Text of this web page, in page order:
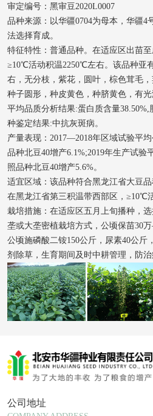
审定编号：黑审豆2020L0007
品种来源：以华疆0704为母本，华疆4
法选择育成。
特征特性：普通品种。在适应区出苗
≥10℃活动积温2250℃左右。该品种亚
右，无分枝，紫花，圆叶，棕色茸毛
种子圆形，种皮黄色，种脐黄色，有
平均品质分析结果:蛋白质含量
种鉴定结果:中抗灰斑病。
产量表现：2017—2018年区域试验平
品种北豆40增产6.1%;2019年生产试验
照品种北豆40增产5.6%。
适宜区域：该品种符合黑龙江省大豆
在黑龙江省第三积温带西部区，≥10℃
栽培措施：在适应区五月上旬播种，
垄或大垄密植栽培方式，公顷保苗30
公顷施磷酸二铵150公斤，尿素40公斤
剂除草，生育期间及时中耕管理，防治
公司地址